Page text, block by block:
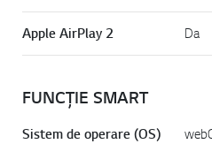
Apple AirPlay 2 Da
FUNCȚIE SMART
Sistem de operare (OS)